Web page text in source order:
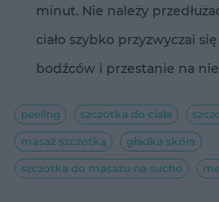
minut. Nie należy
ciało szybko przyzwyczai
bodźców i przestanie na
peeling szczotka do ciała
masaż szczotką
gładka skóra
szczotka do masażu na sucho